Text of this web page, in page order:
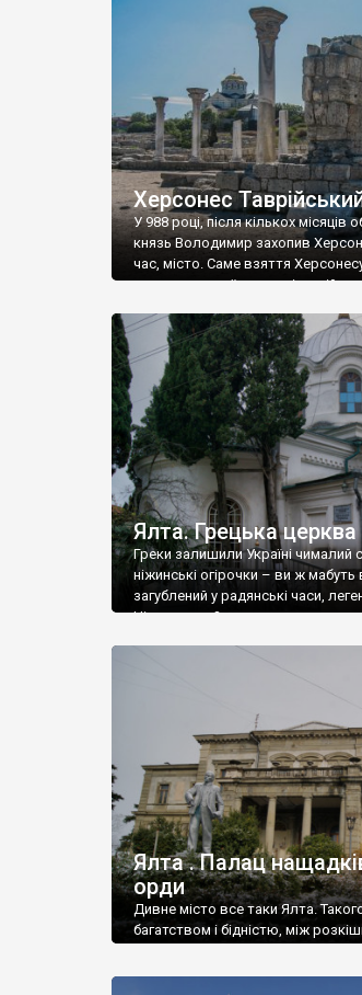
візантійської доби. Раритети
культурної спадщини ЮНЕСКО
Офіційно – на виставку «Золото
влада в Україні вважають це
Херсонес
У 988 році, після кількох місяців
князь Володимир захопив
час, місто. Саме взяття
диктувати свої умови
Херсонесі Володимир-язичник,
християнином. А потім було
Херсонесу Таврійського названо
Ялта. Грецька
Греки залишили Україні чималий
ніжинські огірочки – ви ж мабуть
загублений у радянські часи,
Ніжин греки?
Ялта . Палац
орди
Дивне місто все таки Ялта.
багатством і бідністю, між